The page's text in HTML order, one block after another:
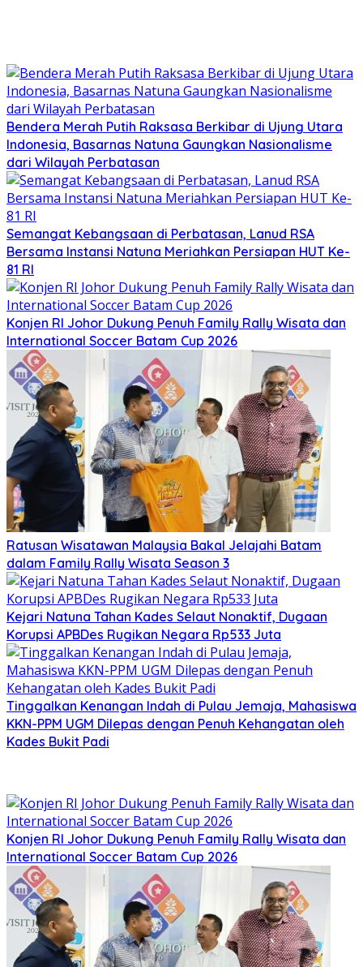
Bendera Merah Putih Raksasa Berkibar di Ujung Utara
Indonesia, Basarnas Natuna Gaungkan Nasionalisme
dari Wilayah Perbatasan
Semangat Kebangsaan di Perbatasan, Lanud RSA
Bersama Instansi Natuna Meriahkan Persiapan HUT Ke-
81 RI
Konjen RI Johor Dukung Penuh Family Rally Wisata dan
International Soccer Batam Cup 2026
Ratusan Wisatawan Malaysia Bakal Jelajahi Batam
dalam Family Rally Wisata Season 3
Kejari Natuna Tahan Kades Selaut Nonaktif, Dugaan
Korupsi APBDes Rugikan Negara Rp533 Juta
Tinggalkan Kenangan Indah di Pulau Jemaja, Mahasiswa
KKN-PPM UGM Dilepas dengan Penuh Kehangatan oleh
Kades Bukit Padi
Konjen RI Johor Dukung Penuh Family Rally Wisata dan
International Soccer Batam Cup 2026